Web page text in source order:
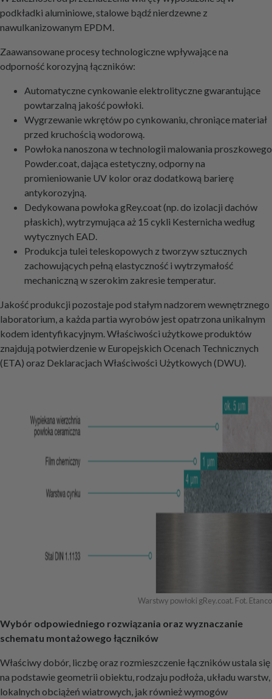
podkładki aluminiowe, stalowe bądź nierdzewne z
nawulkanizowanym EPDM.
Zaawansowane procesy technologiczne wpływające na
odporność korozyjną łączników:
Automatyczne cynkowanie elektrolityczne gwarantujące
powtarzalną jakość powłoki.
Wygrzewanie wkrętów po cynkowaniu, chroniące materiał
przed kruchością wodorową.
Powłoka nanoszona w technologii malowania proszkowego
Powder.coat, dająca estetyczny, odporny na
promieniowanie UV kolor oraz dodatkową barierę
antykorozyjną.
Dedykowana powłoka gRey.coat (np. do izolacji dachów
płaskich), wytrzymująca aż 15 cykli Kesternicha według
wytycznych EAD.
Produkcja tulei teleskopowych z tworzyw sztucznych
zachowujących pełną elastyczność i wytrzymałość
mechaniczną w szerokim zakresie temperatur.
Jakość produkcji pozostaje pod stałym nadzorem wewnętrznego
laboratorium, a każda partia wyrobów jest opatrzona unikalnym
kodem identyfikacyjnym. Właściwości użytkowe produktów
znajdują potwierdzenie w Europejskich Ocenach Technicznych
(ETA) oraz Deklaracjach Właściwości Użytkowych (DWU).
Warstwy powłoki gRey.coat. Fot. Etanco
Wybór odpowiedniego rozwiązania oraz wyznaczanie
schematu montażowego łączników
Właściwy dobór, liczbę oraz rozmieszczenie łączników ustala się
na podstawie geometrii obiektu, rodzaju podłoża, układu warstw,
lokalnych obciążeń wiatrowych, jak również wymogów